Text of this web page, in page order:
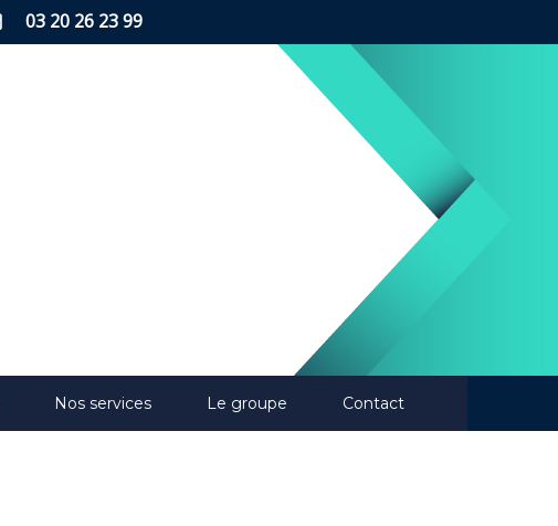
03 20 26 23 99
Nos services Le groupe Contact